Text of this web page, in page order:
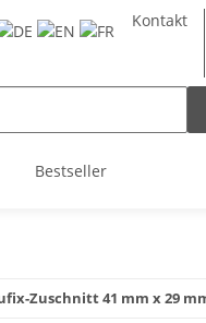
Kontakt
Bestseller
Zuschnitt 41 mm x 29